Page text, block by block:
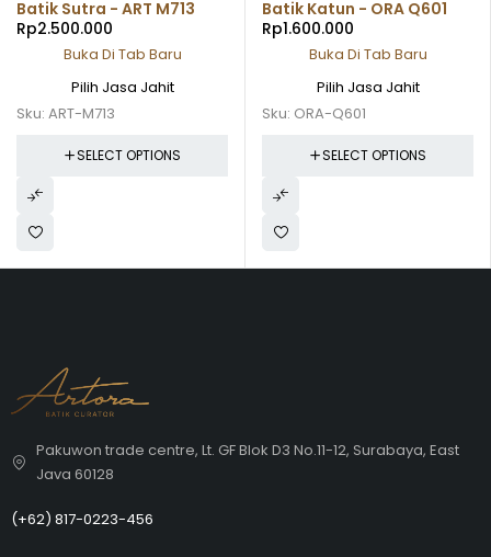
Batik Sutra - ART M713
Rp2.500.000
Buka Di Tab Baru
Pilih Jasa Jahit
Sku: ART-M713
SELECT OPTIONS
Batik Katun - ORA Q601
Rp1.600.000
Buka Di Tab Baru
Pilih Jasa Jahit
Sku: ORA-Q601
SELECT OPTIONS
Pakuwon trade centre, Lt. GF Blok D3 No.11-12, Surabaya, East
Java 60128
(+62) 817-0223-456